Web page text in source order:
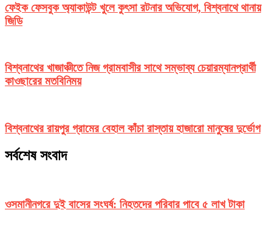
ফেইক ফেসবুক অ্যাকাউন্ট খুলে কুৎসা রটনার অভিযোগ, বিশ্বনাথে থানায়
জিডি
বিশ্বনাথের খাজাঞ্চীতে নিজ গ্রামবাসীর সাথে সম্ভাব্য চেয়ারম্যানপ্রার্থী
কাওছারের মতবিনিময়
বিশ্বনাথের রায়পুর গ্রামের বেহাল কাঁচা রাস্তায় হাজারো মানুষের দুর্ভোগ
সর্বশেষ সংবাদ
ওসমানীনগরে দুই বাসের সংঘর্ষ: নিহতদের পরিবার পাবে ৫ লাখ টাকা